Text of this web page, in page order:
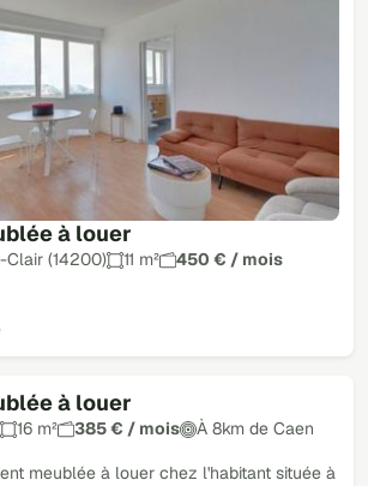
à louer
Clair (14200) 11 m²
450 € / mois
à louer
16 m² 385 € / mois À 8km de Caen
meublée à louer chez l'habitant située à